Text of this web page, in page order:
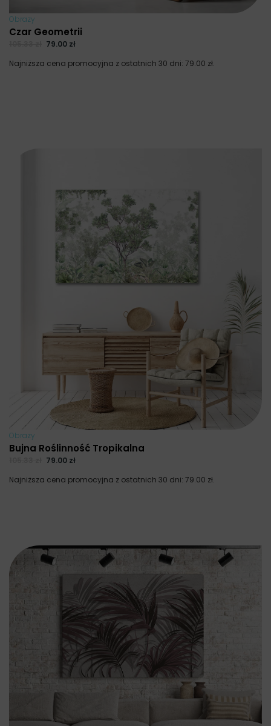
Obrazy
Czar Geometrii
79.00 zł
Najniższa cena promocyjna z ostatnich 30 dni: 79.00 zł.
Obrazy
Bujna Roślinność Tropikalna
79.00 zł
Najniższa cena promocyjna z ostatnich 30 dni: 79.00 zł.